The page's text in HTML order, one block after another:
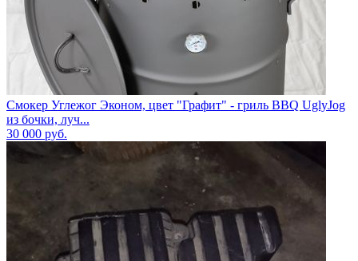
Смокер Углежог Эконом, цвет "Графит" - гриль BBQ UglyJog
из бочки, луч...
30 000 руб.